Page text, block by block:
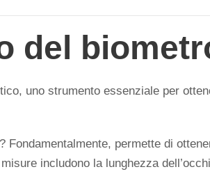
del
uno strumento essenziale per
Fondamentalmente, permette di
includono la lunghezza